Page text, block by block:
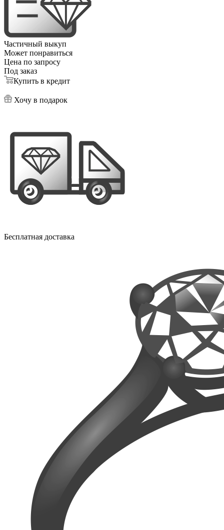
Частичный выкуп
Может понравиться
Цена по запросу
Под заказ
Купить в кредит
Хочу в подарок
Бесплатная доставка